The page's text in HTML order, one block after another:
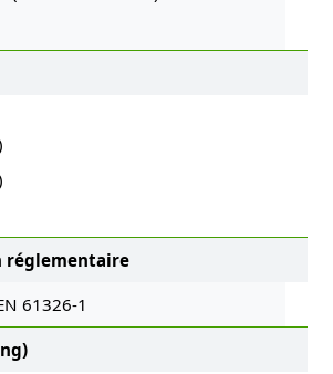
réglementaire
61326-1